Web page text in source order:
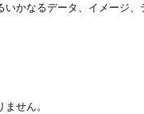
かなるデータ、イメージ
せん。